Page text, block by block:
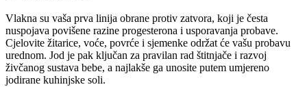
Vlakna su vaša prva linija obrane protiv zatvora, koji je česta
nuspojava povišene razine progesterona i usporavanja probave.
Cjelovite žitarice, voće, povrće i sjemenke održat će vašu probavu
urednom. Jod je pak ključan za pravilan rad štitnjače i razvoj
živčanog sustava bebe, a najlakše ga unosite putem umjereno
jodirane kuhinjske soli.